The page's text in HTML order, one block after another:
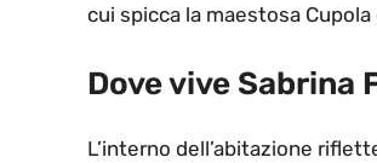
cui spicca la maestosa
Dove vive Sabrina
L’interno dell’abitazione